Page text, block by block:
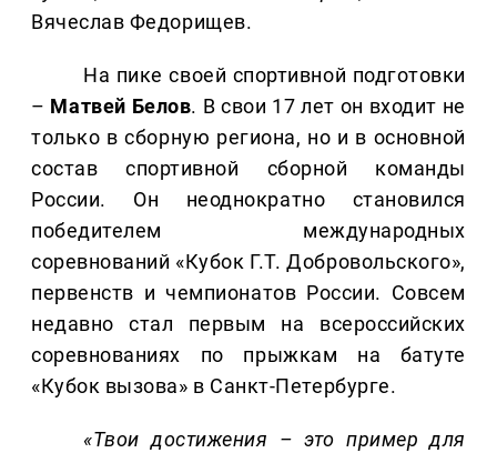
Вячеслав Федорищев.
На пике своей спортивной подготовки
– Матвей Белов. В свои 17 лет он входит не
только в сборную региона, но и в основной
состав спортивной сборной команды
России. Он неоднократно становился
победителем международных
соревнований «Кубок Г.Т. Добровольского»,
первенств и чемпионатов России. Совсем
недавно стал первым на всероссийских
соревнованиях по прыжкам на батуте
«Кубок вызова» в Санкт-Петербурге.
«Твои достижения – это пример для